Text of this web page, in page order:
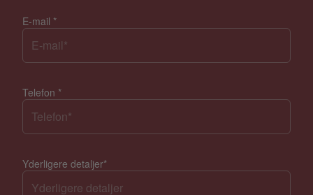
E-mail *
Telefon *
Yderligere detaljer*